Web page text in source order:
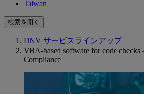
Taiwan
検索を開く
DNV サービスラインアップ
VBA-based software for code
Compliance